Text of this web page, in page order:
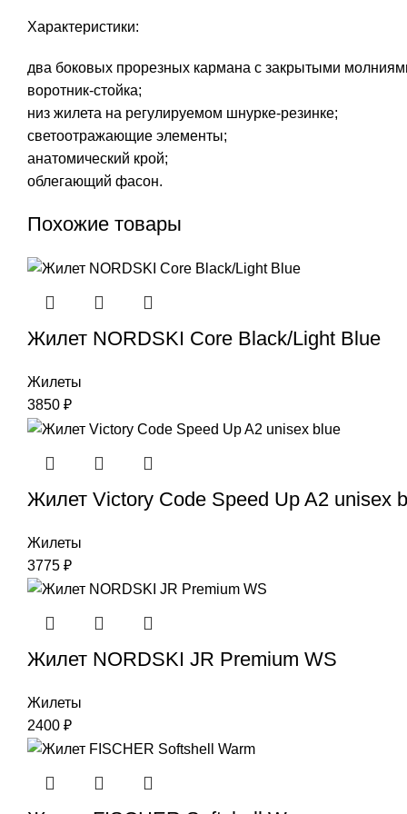
Характеристики:
два боковых прорезных кармана с закрытыми
воротник-стойка;
низ жилета на регулируемом шнурке-резинке;
светоотражающие элементы;
анатомический крой;
облегающий фасон.
Похожие товары
Жилет NORDSKI Core Black/Light Blue
Жилеты
3850 ₽
Жилет Victory Code Speed Up A2 unisex
Жилеты
3775 ₽
Жилет NORDSKI JR Premium WS
Жилеты
2400 ₽